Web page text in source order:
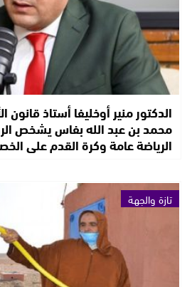
الدكتور منير أوخليفا أستاذ
محمد بن عبد الله بفاس يشخص
الرياضة عامة وكرة القدم على
تازة والجهة